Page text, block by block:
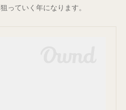
っていく年になります。